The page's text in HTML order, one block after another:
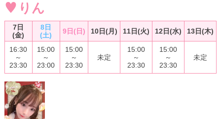
♥ りん
7日
(金)
8日
(土)
9日(日) 10日(月) 11日(火) 12日(水) 13日(木)
16:30
～
23:30
15:00
～
23:00
15:00
～
23:30
未定
15:00
～
23:30
15:00
～
23:30
未定